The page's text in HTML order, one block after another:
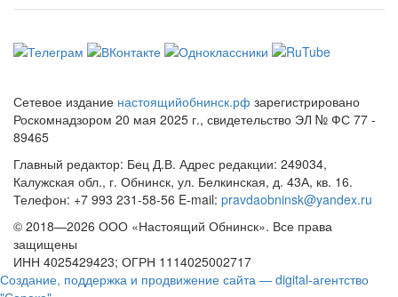
Сетевое издание настоящийобнинск.рф зарегистрировано
Роскомнадзором 20 мая 2025 г., свидетельство ЭЛ № ФС 77 -
89465
Главный редактор: Бец Д.В. Адрес редакции: 249034,
Калужская обл., г. Обнинск, ул. Белкинская, д. 43А, кв. 16.
Телефон: +7 993 231-58-56 E-mail: pravdaobninsk@yandex.ru
© 2018—2026 ООО «Настоящий Обнинск». Все права
защищены
ИНН 4025429423; ОГРН 1114025002717
Создание, поддержка и продвижение сайта — digital-агентство